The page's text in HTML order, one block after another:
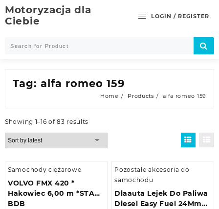
Skip
to
content
Motoryzacja dla
Ciebie
LOGIN / REGISTER
Tag: alfa romeo 159
Home Products alfa romeo 159
Showing 1–16 of 83 results
Samochody ciężarowe
VOLVO FMX 420 *
Hakowiec 6,00 m *STAN
BDB
Pozostałe akcesoria do
samochodu
Dlaauta Lejek Do Paliwa
Diesel Easy Fuel 24Mm